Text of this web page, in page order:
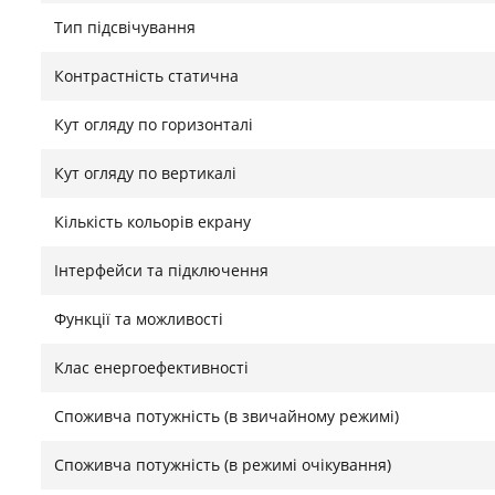
Знайшли помилку?
Тип підсвічування
Контрастність статична
Кут огляду по горизонталі
Кут огляду по вертикалі
Кількість кольорів екрану
Інтерфейси та підключення
Функції та можливості
Клас енергоефективності
Споживча потужність (в звичайному режимі)
Споживча потужність (в режимі очікування)